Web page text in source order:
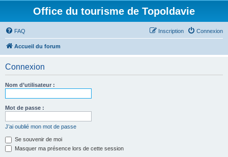
Office du tourisme de Topoldavie
FAQ Connexion
Inscription
Accueil du forum
Connexion
Nom d’utilisateur :
Mot de passe :
J’ai oublié mon mot de passe
Se souvenir de moi
Masquer ma présence lors de cette session